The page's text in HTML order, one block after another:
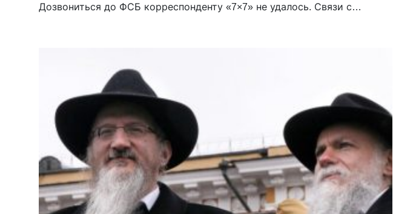
Дозвониться до ФСБ корреспонденту «7×7» не удалось. Связи с